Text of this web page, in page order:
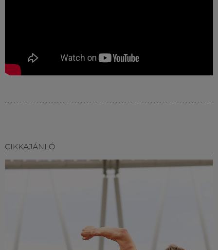
CIKKAJÁNLÓ